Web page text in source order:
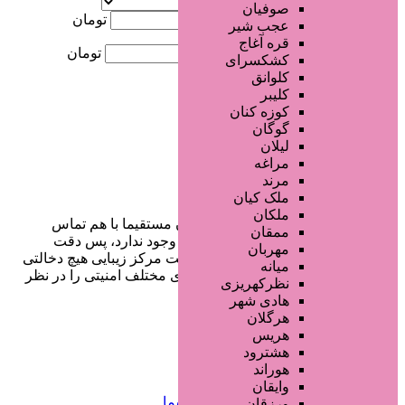
صوفیان
عجب شیر
قره آغاج
کشکسرای
کلوانق
کلیبر
کوزه کنان
گوگان
لیلان
مراغه
مرند
ملک کیان
ملکان
ممقان
مهربان
میانه
نظرکهریزی
هادی شهر
هرگلان
هریس
هشترود
هوراند
وایقان
کمترین قیمت
تومان
بیشترین قیمت تومان
در سایت تبلیغاتی مرکز زیبایی کاربران مستقیما با هم تماس
می‌گیرند و هیچ واسطه‌ای در این میان وجود ندارد، پس دقت
فرمایید که در خرید و فروشِ شما سایت مرکز زیبایی هیچ دخالتی
نداشته و کاربران باید خودشان جنبه‌های مختلف امنیتی را در نظر
دسترسی سریع
صفحه اختصاصی کسب و کار شما